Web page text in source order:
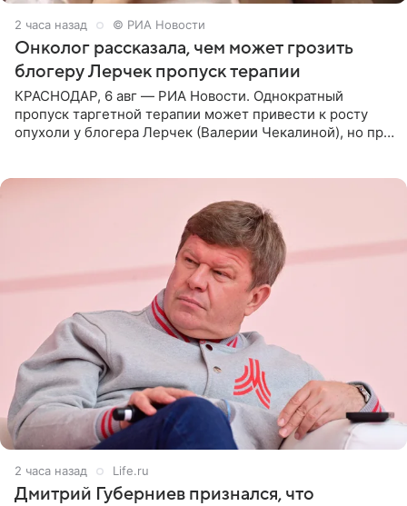
2 часа назад © РИА Новости
Онколог рассказала, чем может грозить
блогеру Лерчек пропуск терапии
КРАСНОДАР, 6 авг — РИА Новости. Однократный
пропуск таргетной терапии может привести к росту
опухоли у блогера Лерчек (Валерии Чекалиной), но при
2 часа назад Life.ru
Дмитрий Губерниев признался, что